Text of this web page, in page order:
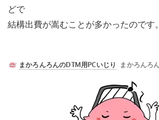
どで
結構出費が嵩むことが多かったのです。